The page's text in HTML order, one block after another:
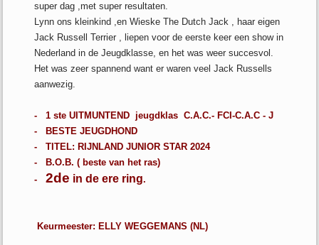
super dag ,met super resultaten.
Lynn ons kleinkind ,en Wieske The Dutch Jack , haar eigen
Jack Russell Terrier , liepen voor de eerste keer een show in
Nederland in de Jeugdklasse, en het was weer succesvol.
Het was zeer spannend want er waren veel Jack Russells
aanwezig.
- 1 ste UITMUNTEND jeugdklas C.A.C.- FCI-C.A.C - J
- BESTE JEUGDHOND
- TITEL: RIJNLAND JUNIOR STAR 2024
- B.O.B. ( beste van het ras)
-2de in de ere ring.
Keurmeester: ELLY WEGGEMANS (NL)